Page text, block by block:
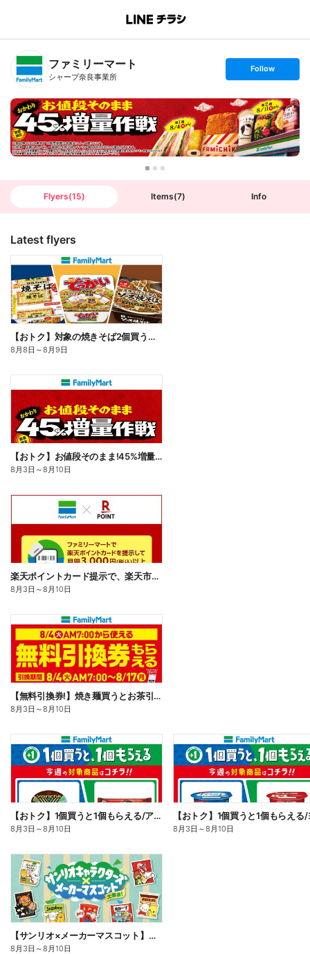
B
n
T
ファミリーマート
シャープ奈良事業所
s
t
o
l
l
o
w
Follow
Flyers(15) Items(7) Info
Latest flyers
【おトク】対象の焼きそば2個買うと100円引き!
8月8日 ～8月9日
【おトク】お値段そのまま!45%増量作戦!
8月3日 ～8月10日
楽天ポイントカード提示で、楽天市場でのお買い物がおトクに!
8月3日 ～8月10日
【無料引換券!】焼き麺買うとお茶引換券貰える!
8月3日 ～8月10日
【おトク】1個買うと1個もらえる/アイス
8月3日 ～8月10日 8月3日 ～8月10日
【サンリオ×メーカーマスコット】オリジナルグッズ貰える!
8月3日 ～8月10日